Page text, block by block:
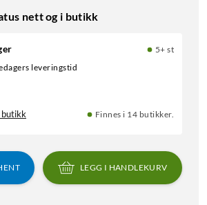
nett og i butikk
5+ st
leveringstid
butikk Finnes i 14 butikker.
LEGG I HANDLEKURV